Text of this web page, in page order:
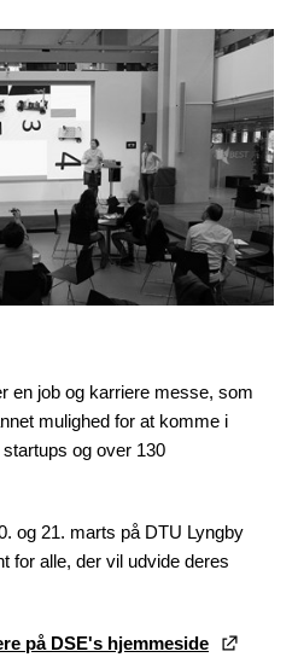
en job og karriere messe, som
mulighed for at komme i
og over 130
og 21. marts på DTU Lyngby
for alle, der vil udvide deres
på DSE's hjemmeside